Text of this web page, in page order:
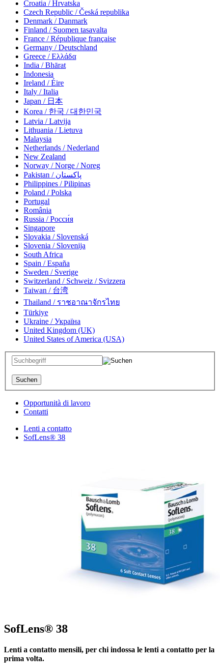
Croatia / Hrvatska
Czech Republic / Česká republika
Denmark / Danmark
Finland / Suomen tasavalta
France / République française
Germany / Deutschland
Greece / Ελλάδα
India / Bhārat
Indonesia
Ireland / Éire
Italy / Italia
Japan / 日本
Korea / 한국 / 대한민국
Latvia / Latvija
Lithuania / Lietuva
Malaysia
Netherlands / Nederland
New Zealand
Norway / Norge / Noreg
Pakistan / پاکستان
Philippines / Pilipinas
Poland / Polska
Portugal
România
Russia / Росси́я
Singapore
Slovakia / Slovenská
Slovenia / Slovenija
South Africa
Spain / España
Sweden / Sverige
Switzerland / Schweiz / Svizzera
Taiwan / 台湾
Thailand / ราชอาณาจักรไทย
Türkiye
Ukraine / Україна
United Kingdom (UK)
United States of America (USA)
Opportunità di lavoro
Contatti
Lenti a contatto
SofLens® 38
SofLens® 38
Lenti a contatto mensili, per chi indossa le lenti a contatto per la
prima volta.